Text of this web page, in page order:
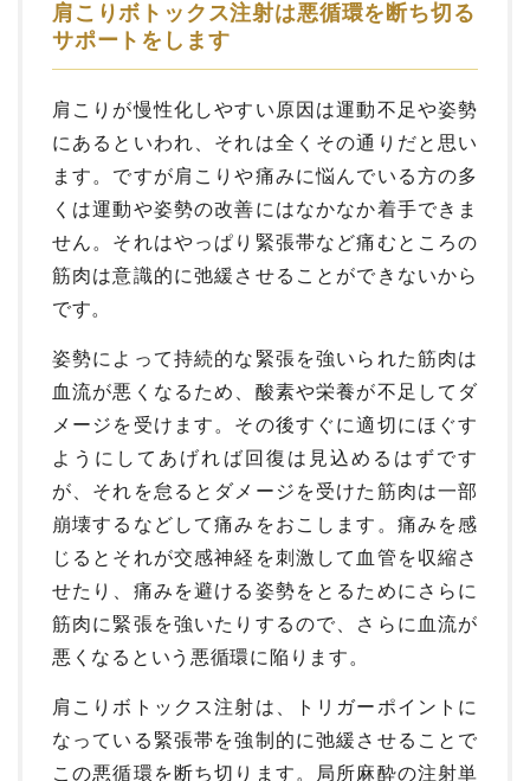
肩こりボトックス注射は悪循環を断ち切る
サポートをします
肩こりが慢性化しやすい原因は運動不足や姿勢
にあるといわれ、それは全くその通りだと思い
ます。ですが肩こりや痛みに悩んでいる方の多
くは運動や姿勢の改善にはなかなか着手できま
せん。それはやっぱり緊張帯など痛むところの
筋肉は意識的に弛緩させることができないから
です。
姿勢によって持続的な緊張を強いられた筋肉は
血流が悪くなるため、酸素や栄養が不足してダ
メージを受けます。その後すぐに適切にほぐす
ようにしてあげれば回復は見込めるはずです
が、それを怠るとダメージを受けた筋肉は一部
崩壊するなどして痛みをおこします。痛みを感
じるとそれが交感神経を刺激して血管を収縮さ
せたり、痛みを避ける姿勢をとるためにさらに
筋肉に緊張を強いたりするので、さらに血流が
悪くなるという悪循環に陥ります。
肩こりボトックス注射は、トリガーポイントに
なっている緊張帯を強制的に弛緩させることで
この悪循環を断ち切ります。局所麻酔の注射単